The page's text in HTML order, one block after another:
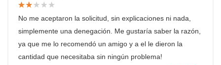
No me aceptaron la solicitud, sin explicaciones ni nada,
simplemente una denegación. Me gustaría saber la razón,
ya que me lo recomendó un amigo y a el le dieron la
cantidad que necesitaba sin ningún problema!